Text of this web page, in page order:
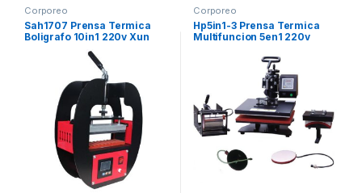
Corporeo
Sah1707 Prensa Termica
Boligrafo 10in1 220v Xun
Corporeo
Hp5in1-3 Prensa Termica
Multifuncion 5en1 220v